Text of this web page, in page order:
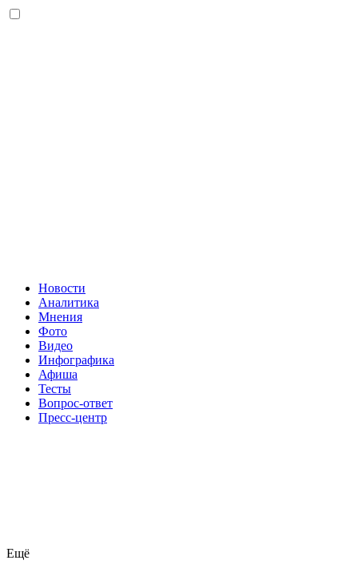
Новости
Аналитика
Мнения
Фото
Видео
Инфографика
Афиша
Тесты
Вопрос-ответ
Пресс-центр
Ещё